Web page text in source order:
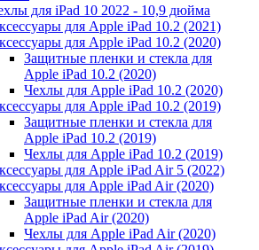
для iPad 10 2022 - 10,9 дюйма
для Apple iPad 10.2 (2021)
для Apple iPad 10.2 (2020)
Защитные пленки и стекла для
Apple iPad 10.2 (2020)
Чехлы для Apple iPad 10.2 (2020)
для Apple iPad 10.2 (2019)
Защитные пленки и стекла для
Apple iPad 10.2 (2019)
Чехлы для Apple iPad 10.2 (2019)
для Apple iPad Air 5 (2022)
для Apple iPad Air (2020)
Защитные пленки и стекла для
Apple iPad Air (2020)
Чехлы для Apple iPad Air (2020)